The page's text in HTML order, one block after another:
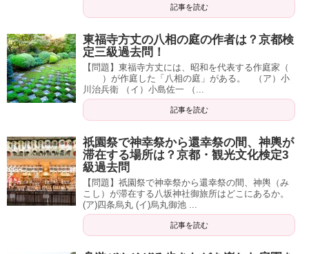
記事を読む
東福寺方丈の八相の庭の作者は？京都検
定三級過去問！
【問題】東福寺方丈には、昭和を代表する作庭家（
）が作庭した「八相の庭」がある。 （ア）小
川治兵衛 （イ）小島佐一 （...
記事を読む
祇園祭で神幸祭から還幸祭の間、神輿が
滞在する場所は？京都・観光文化検定3
級過去問
【問題】祇園祭で神幸祭から還幸祭の間、神輿（み
こし）が滞在する八坂神社御旅所はどこにあるか。
(ア)四条烏丸 (イ)烏丸御池 ...
記事を読む